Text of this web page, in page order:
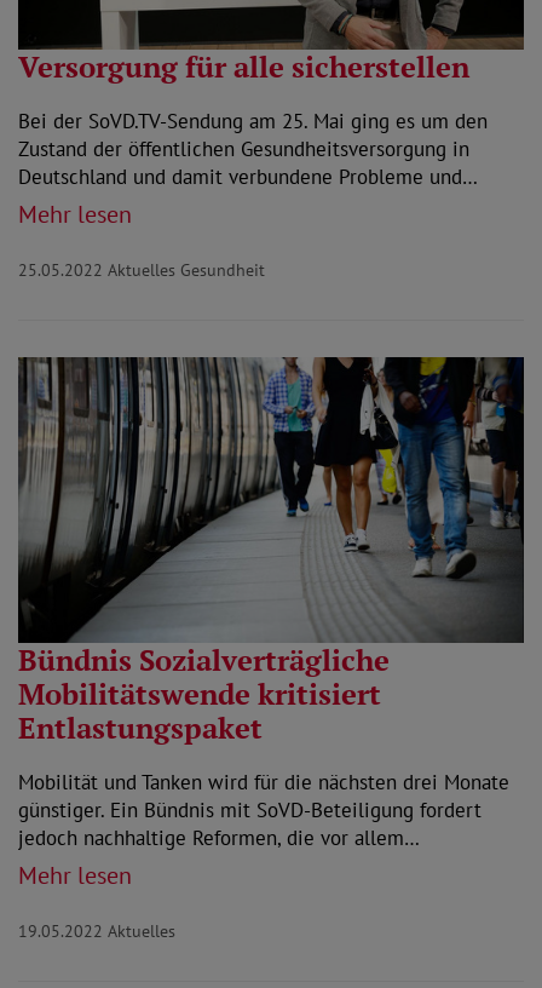
Versorgung für alle sicherstellen
Bei der SoVD.TV-Sendung am 25. Mai ging es um den
Zustand der öffentlichen Gesundheitsversorgung in
Deutschland und damit verbundene Probleme und…
Mehr lesen
25.05.2022 Aktuelles Gesundheit
Bündnis Sozialverträgliche
Mobilitätswende kritisiert
Entlastungspaket
Mobilität und Tanken wird für die nächsten drei Monate
günstiger. Ein Bündnis mit SoVD-Beteiligung fordert
jedoch nachhaltige Reformen, die vor allem…
Mehr lesen
19.05.2022 Aktuelles